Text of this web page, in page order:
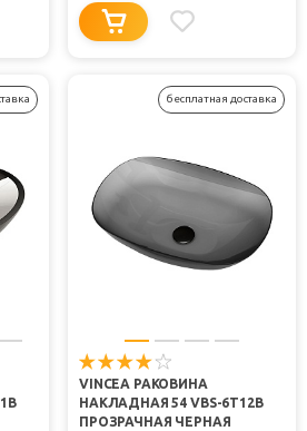
бесплатная доставка
VINCEA РАКОВИНА
НАКЛАДНАЯ 54 VBS-6T12B
ПРОЗРАЧНАЯ ЧЕРНАЯ